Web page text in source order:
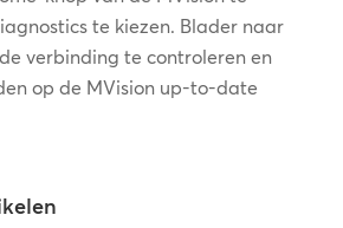
te kiezen. Blader naar
verbinding te controleren en
op de MVision up-to-date